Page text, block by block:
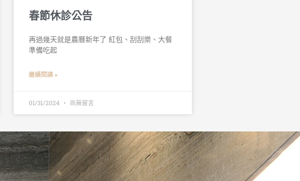
春節休診公告
再過幾天就是農曆新年了 紅包、刮刮樂、大餐
準備吃起
繼續閱讀 »
01/31/2024 尚無留言